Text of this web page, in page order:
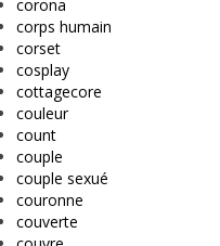
corona
corps humain
corset
cosplay
cottagecore
couleur
count
couple
couple sexué
couronne
couverte